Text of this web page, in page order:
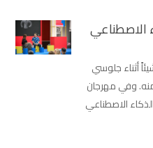
الاصطناعي
أثناء جلوسي
وفي مهرجان
الاصطناعي